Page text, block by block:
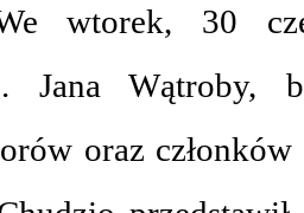
wtorek, 30
Jana Wątroby,
oraz